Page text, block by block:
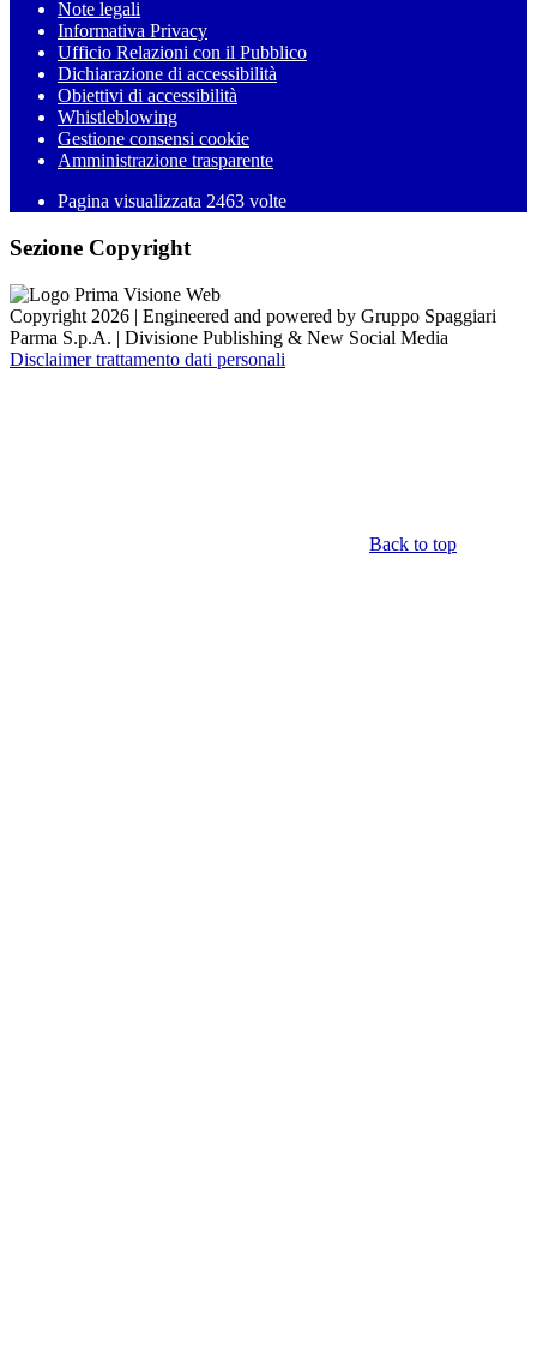
Note legali
Informativa Privacy
Ufficio Relazioni con il Pubblico
Dichiarazione di accessibilità
Obiettivi di accessibilità
Whistleblowing
Gestione consensi cookie
Amministrazione trasparente
Pagina visualizzata 2463 volte
Sezione Copyright
Copyright 2026 | Engineered and powered by Gruppo Spaggiari
Parma S.p.A. | Divisione Publishing & New Social Media
Disclaimer trattamento dati personali
Back to top